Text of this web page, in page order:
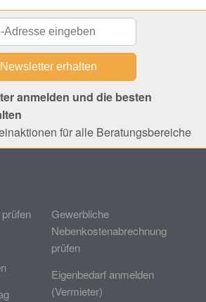
anmelden und die besten
für alle Beratungsbereiche
Gewerbliche
Nebenkostenabrechnung
prüfen
Eigenbedarf anmelden
(Vermieter)